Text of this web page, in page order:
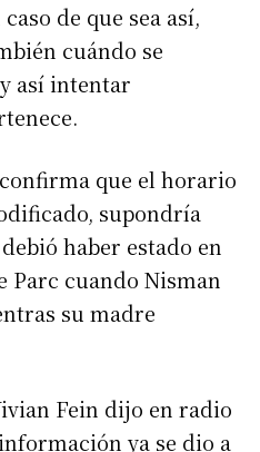
de que sea así,
cuándo se
así intentar
que el horario
supondría
haber estado en
Parc cuando Nisman
su madre
Fein dijo en radio
ya se dio a